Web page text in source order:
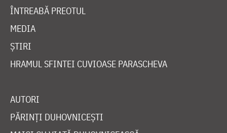
ÎNTREABĂ PREOTUL
MEDIA
ȘTIRI
HRAMUL SFINTEI CUVIOASE PARASCHEVA
AUTORI
PĂRINȚI DUHOVNICEȘTI